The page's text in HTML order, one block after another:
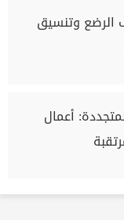
الرضع وتنسيق
أعمال